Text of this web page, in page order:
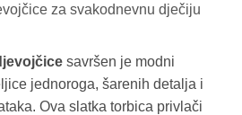
za svakodnevnu dječiju
savršen je modni
jednoroga, šarenih detalja i
Ova slatka torbica privlači